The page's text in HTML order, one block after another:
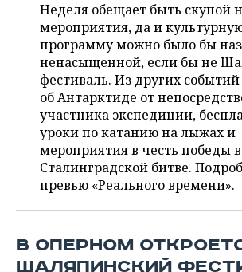
ONLINE-КОНФЕРЕНЦИИ
ОТКРЫТАЯ ЛЕКЦИЯ
ХОККЕЙ
БАСКЕТБОЛ
ВОЛЕЙБОЛ
КИБЕРСПОРТ
ФИГУРНОЕ КАТАНИЕ
ВОДНЫЕ ВИДЫ СПОРТА
ВЛАСТЬ
ИНФРАСТРУКТУРА
ИСТОРИЯ
КУЛЬТУРА
МЕДИЦИНА
ОБРАЗОВАНИЕ
СЮЖЕТЫ
СПРАВОЧНИК
СПИСОК ПЕРСОН
СПИСОК КОМПАНИЙ
ПОЛНАЯ ВЕРСИЯ
Неделя обещает быть скупой
мероприятия, да и
программу можно было бы
ненасыщенной, если бы не
фестиваль. Из других
об Антарктиде от
участника экспедиции,
уроки по катанию на лыжах и
мероприятия в честь победы в
Сталинградской битве.
превью «Реального времени».
В ОПЕРНОМ
ШАЛЯПИНСКИЙ